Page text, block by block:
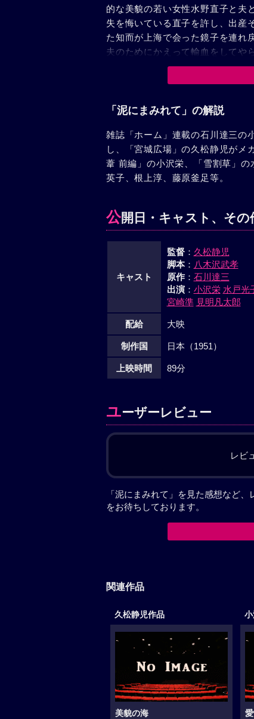
的な美貌の若い女性水野直子と夫
失を悔いている直子を許し、出産
た知而が上海で会った鏡子を連れ
夫のためにかえって輸血をしてや
幸せを築くための苦節だった。園
を悟り、明るい心持ちで再び夫の
「泥にまみれて」の解説
雑誌「ホーム」連載の石川達三の
し、「宮城広場」の久松静児がメ
葦 前編」の小沢栄、「雪割草」
英子、根上淳、藤原釜足等。
公開日・キャスト、その
キャスト
監督： 久松静児
脚本： 八木沢武孝
原作： 石川達三
出演： 小沢栄 水戸光
宮崎準 見明凡太郎
配給 大映
制作国 日本（1951）
上映時間 89分
ユーザーレビュー
レビ
「泥にまみれて」を見た感想など
をお待ちしております。
関連作品
久松静児作品
美貌の海